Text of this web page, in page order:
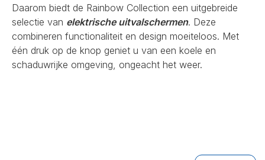
Daarom biedt de Rainbow Collection een uitgebreide
selectie van elektrische uitvalschermen. Deze
combineren functionaliteit en design moeiteloos. Met
één druk op de knop geniet u van een koele en
schaduwrijke omgeving, ongeacht het weer.